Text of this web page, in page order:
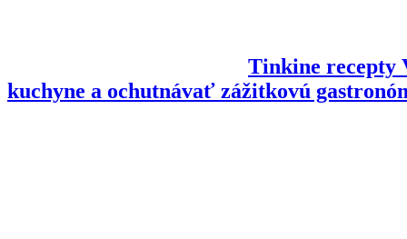
Tinkine recepty
kuchyne a ochutnávať zážitkovú